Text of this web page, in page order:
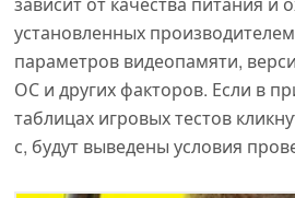
установленных
параметров видеопамяти,
ОС и других факторов. Если в
таблицах игровых тестов
с, будут выведены условия